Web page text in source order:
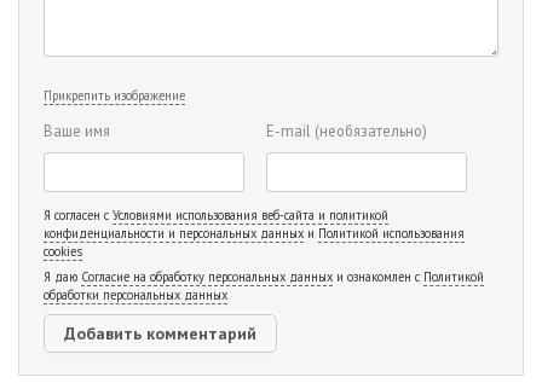
Прикрепить изображение
Ваше имя E-mail (необязательно)
Я согласен с Условиями использования веб-сайта и политикой
конфиденциальности и персональных данных и Политикой использования
cookies
Я даю Согласие на обработку персональных данных и ознакомлен с Политикой
обработки персональных данных